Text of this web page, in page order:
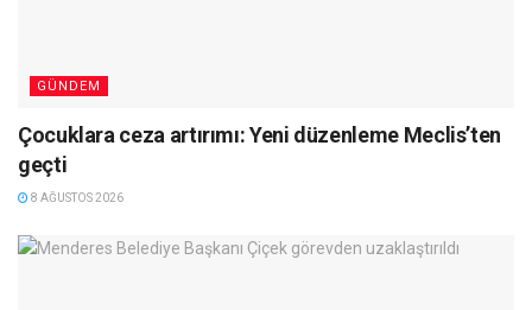
GÜNDEM
Çocuklara ceza artırımı: Yeni düzenleme Meclis’ten
geçti
8 AĞUSTOS 2026